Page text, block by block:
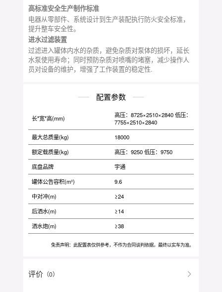
高标准安全生产制作标准
电器从零部件、系统设计到生产装配执行防火安全标准，
提升整车安全性。
进水过滤装置
过滤进入罐体内水的杂质，避免杂质对泵体的损坏，延长
水泵使用寿命；同时预防杂质对喷嘴的堵塞，减少操作人
员对设备的维护，增强了工作装置的稳定性.
配置参数
长*宽*高(mm)
高压：8725×2510×2840 低压：
7755×2510×2840
最大总质量(kg)
18000
额定载质量(kg)
高压：9250 低压：9750
底盘品牌
宇通
罐体公告容积(m³)
9.6
中对冲(m)
≥24
后洒水(m)
≥14
洒水炮(m)
≥38
免责声明：此配置表仅供参考，不作为合同谈判依据，最终以实车为准。
评价（0）